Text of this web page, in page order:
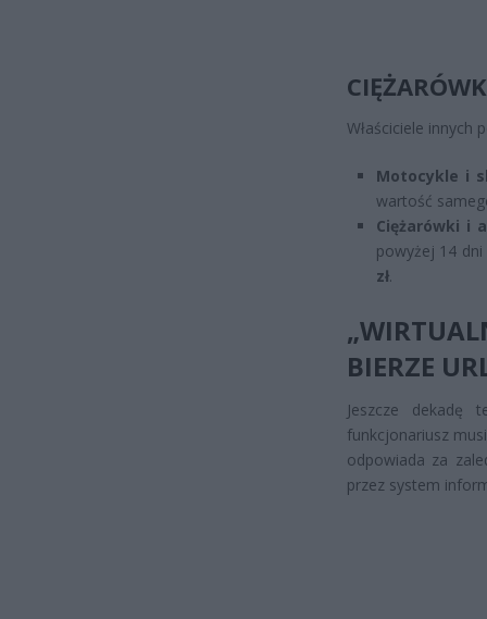
Właściciele innych
Motocykle i
wartość
Ciężarówki i
powyżej 14
zł.
BIERZE
Jeszcze dekadę
funkcjonariusz
odpowiada za
przez system